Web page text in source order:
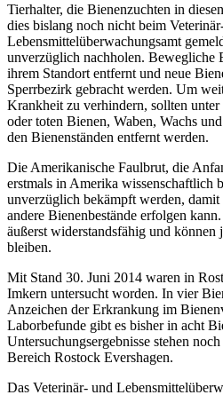
Tierhalter, die Bienenzuchten in
dies bislang noch nicht beim
Lebensmittelüberwachungsamt
unverzüglich nachholen. Bewegliche
ihrem Standort entfernt und neue
Sperrbezirk gebracht werden. Um
Krankheit zu verhindern, sollten unter
oder toten Bienen, Waben, Wachs
den Bienenständen entfernt werden.
Die Amerikanische Faulbrut, die
erstmals in Amerika wissenschaftlich
unverzüglich bekämpft werden,
andere Bienenbestände erfolgen
äußerst widerstandsfähig und können
bleiben.
Mit Stand 30. Juni 2014 waren in
Imkern untersucht worden. In vier
Anzeichen der Erkrankung im
Laborbefunde gibt es bisher in acht
Untersuchungsergebnisse stehen
Bereich Rostock Evershagen.
Das Veterinär- und